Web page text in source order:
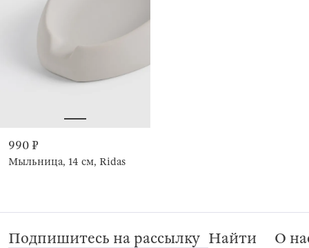
990 ₽
Мыльница, 14 см, Ridas
Подпишитесь на рассылку Найти
О